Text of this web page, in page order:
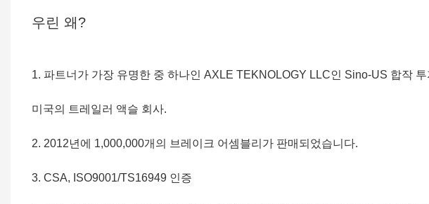
우린 왜?
1. 파트너가 가장 유명한 중 하나인 AXLE TEKNOLOGY LLC인 Sino-US 합작 투
미국의 트레일러 액슬 회사.
2. 2012년에 1,000,000개의 브레이크 어셈블리가 판매되었습니다.
3. CSA, ISO9001/TS16949 인증